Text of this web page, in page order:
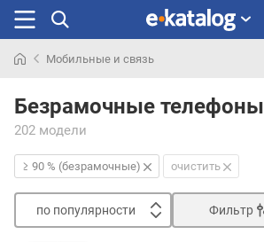
раньше
Мобильные и связь
Безрамочные телефоны
202 модели
≥ 90 % (безрамочные) очистить
по популярности Фильтр